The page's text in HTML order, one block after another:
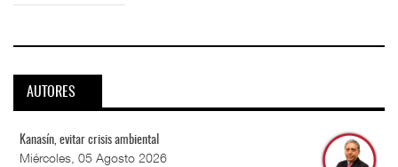
AUTORES
Kanasín, evitar crisis ambiental
Miércoles, 05 Agosto 2026